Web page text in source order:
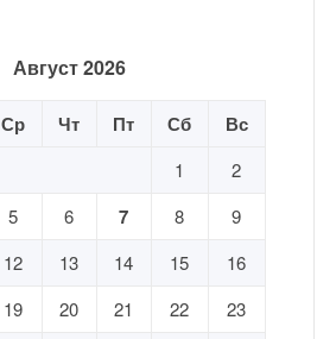
Август 2026
Ср Чт Пт Сб Вс
1
2
5 6 7 8
9
12 13 14 15
16
19 20 21 22
23